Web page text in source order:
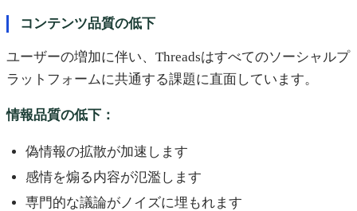
コンテンツ品質の低下
ユーザーの増加に伴い、Threadsはすべてのソーシャルプ
ラットフォームに共通する課題に直面しています。
情報品質の低下：
偽情報の拡散が加速します
感情を煽る内容が氾濫します
専門的な議論がノイズに埋もれます